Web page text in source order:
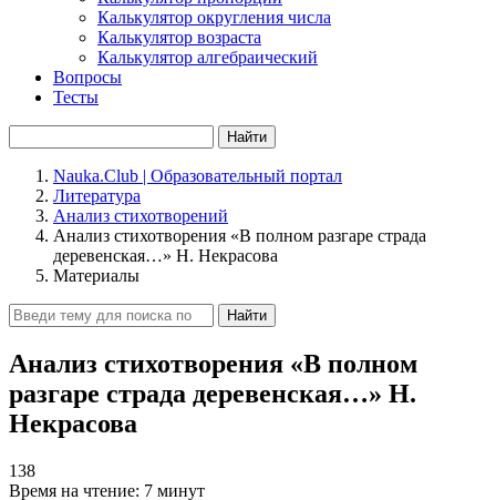
Калькулятор округления числа
Калькулятор возраста
Калькулятор алгебраический
Вопросы
Тесты
Найти
Nauka.Club | Образовательный портал
Литература
Анализ стихотворений
Анализ стихотворения «В полном разгаре страда
деревенская…» Н. Некрасова
Материалы
Найти
Анализ стихотворения «В полном
разгаре страда деревенская…» Н.
Некрасова
138
Время на чтение: 7 минут